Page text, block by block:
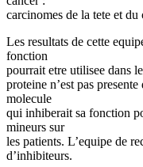
carcinomes de la tete et
Les resultats de cette
fonction
pourrait etre utilisee dans
proteine n’est pas
molecule
qui inhiberait sa fonction
mineurs sur
les patients. L’equipe de
d’inhibiteurs.